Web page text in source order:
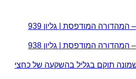
המודפסת | גליון 939
המודפסת | גליון 938
תוקם בגליל בהשקעה של כחצי